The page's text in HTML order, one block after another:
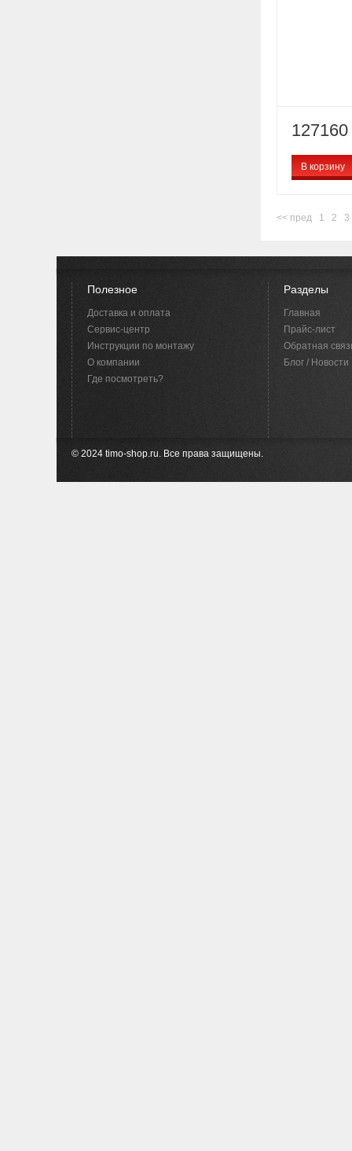
В корзину
<< пред 1 2 3
Полезное
Доставка и оплата
Сервис-центр
Инструкции по монтажу
O компании
Где посмотреть?
Разделы
Главная
Прайс-лист
Обратная
Блог / Новости
© 2024 timo-shop.ru. Все права защищены.